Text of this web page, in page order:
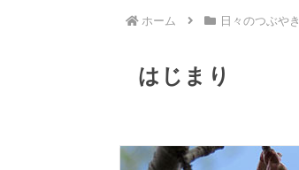
ホーム 日々のつぶやき
はじまり